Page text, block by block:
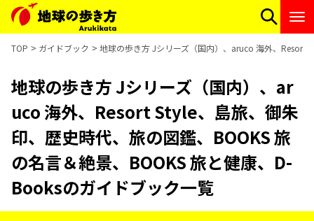
TOP ガイドブック 地球の歩き方 Jシリーズ（国内）、aruco 海外、Resort
地球の歩き方 Jシリーズ（国内）、ar
uco 海外、Resort Style、島旅、御朱
印、歴史時代、旅の図鑑、BOOKS 旅
の名言＆絶景、BOOKS 旅と健康、D-
Booksのガイドブック一覧